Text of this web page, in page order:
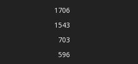
1706
1543
703
596